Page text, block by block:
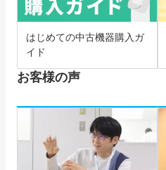
はじめての中古機器購入ガ
イド
お客様の声